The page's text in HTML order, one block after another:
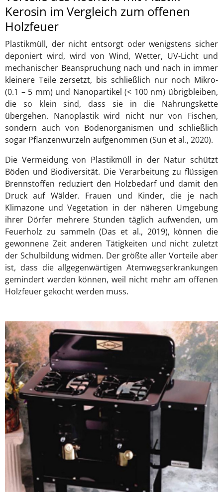
Kerosin im Vergleich zum offenen
Holzfeuer
Plastikmüll, der nicht entsorgt oder wenigstens sicher
deponiert wird, wird von Wind, Wetter, UV-Licht und
mechanischer Beanspruchung nach und nach in immer
kleinere Teile zersetzt, bis schließlich nur noch Mikro-
(0.1 – 5 mm) und Nanopartikel (< 100 nm) übrigbleiben,
die so klein sind, dass sie in die Nahrungskette
übergehen. Nanoplastik wird nicht nur von Fischen,
sondern auch von Bodenorganismen und schließlich
sogar Pflanzenwurzeln aufgenommen (Sun et al., 2020).
Die Vermeidung von Plastikmüll in der Natur schützt
Böden und Biodiversität. Die Verarbeitung zu flüssigen
Brennstoffen reduziert den Holzbedarf und damit den
Druck auf Wälder. Frauen und Kinder, die je nach
Klimazone und Vegetation in der näheren Umgebung
ihrer Dörfer mehrere Stunden täglich aufwenden, um
Feuerholz zu sammeln (Das et al., 2019), können die
gewonnene Zeit anderen Tätigkeiten und nicht zuletzt
der Schulbildung widmen. Der größte aller Vorteile aber
ist, dass die allgegenwärtigen Atemwegserkrankungen
gemindert werden können, weil nicht mehr am offenen
Holzfeuer gekocht werden muss.